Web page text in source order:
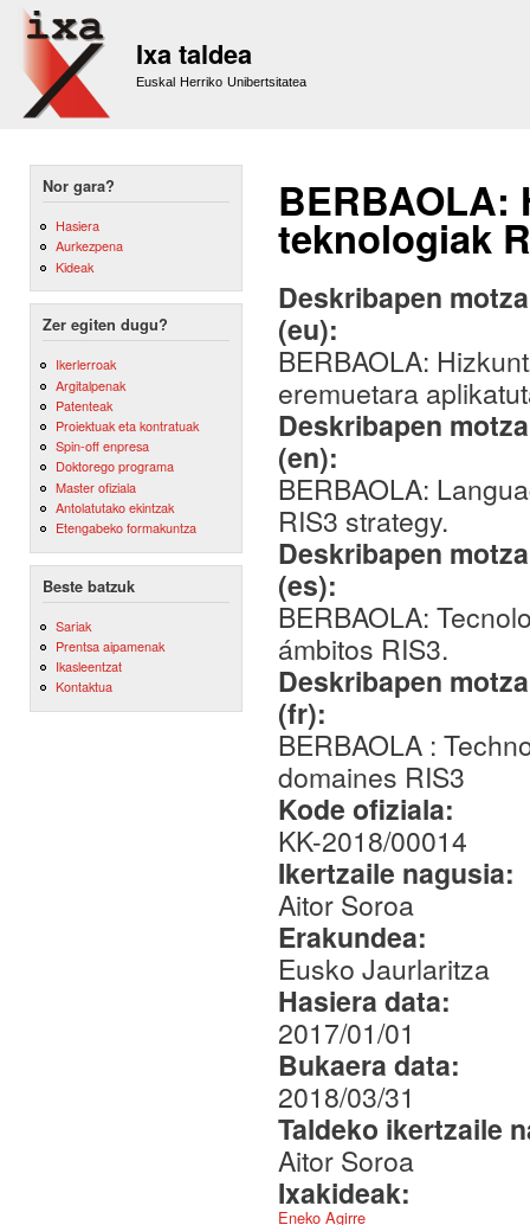
Ixa taldea
Euskal Herriko Unibertsitatea
Nor gara?
Hasiera
Aurkezpena
Kideak
Zer egiten dugu?
Ikerlerroak
Argitalpenak
Patenteak
Proiektuak eta kontratuak
Spin-off enpresa
Doktorego programa
Master ofiziala
Antolatutako ekintzak
Etengabeko formakuntza
Beste batzuk
Sariak
Prentsa aipamenak
Ikasleentzat
Kontaktua
BERBAOLA:
teknologiak
Deskribapen
(eu):
BERBAOLA:
eremuetara
Deskribapen
(en):
BERBAOLA:
RIS3 strategy.
Deskribapen
(es):
BERBAOLA:
ámbitos RIS3.
Deskribapen
(fr):
BERBAOLA :
domaines RIS3
Kode ofiziala:
KK-2018/00014
Ikertzaile nagusia:
Aitor Soroa
Erakundea:
Eusko Jaurlaritza
Hasiera data:
2017/01/01
Bukaera data:
2018/03/31
Taldeko ikertzaile
Aitor Soroa
Ixakideak:
Eneko Agirre